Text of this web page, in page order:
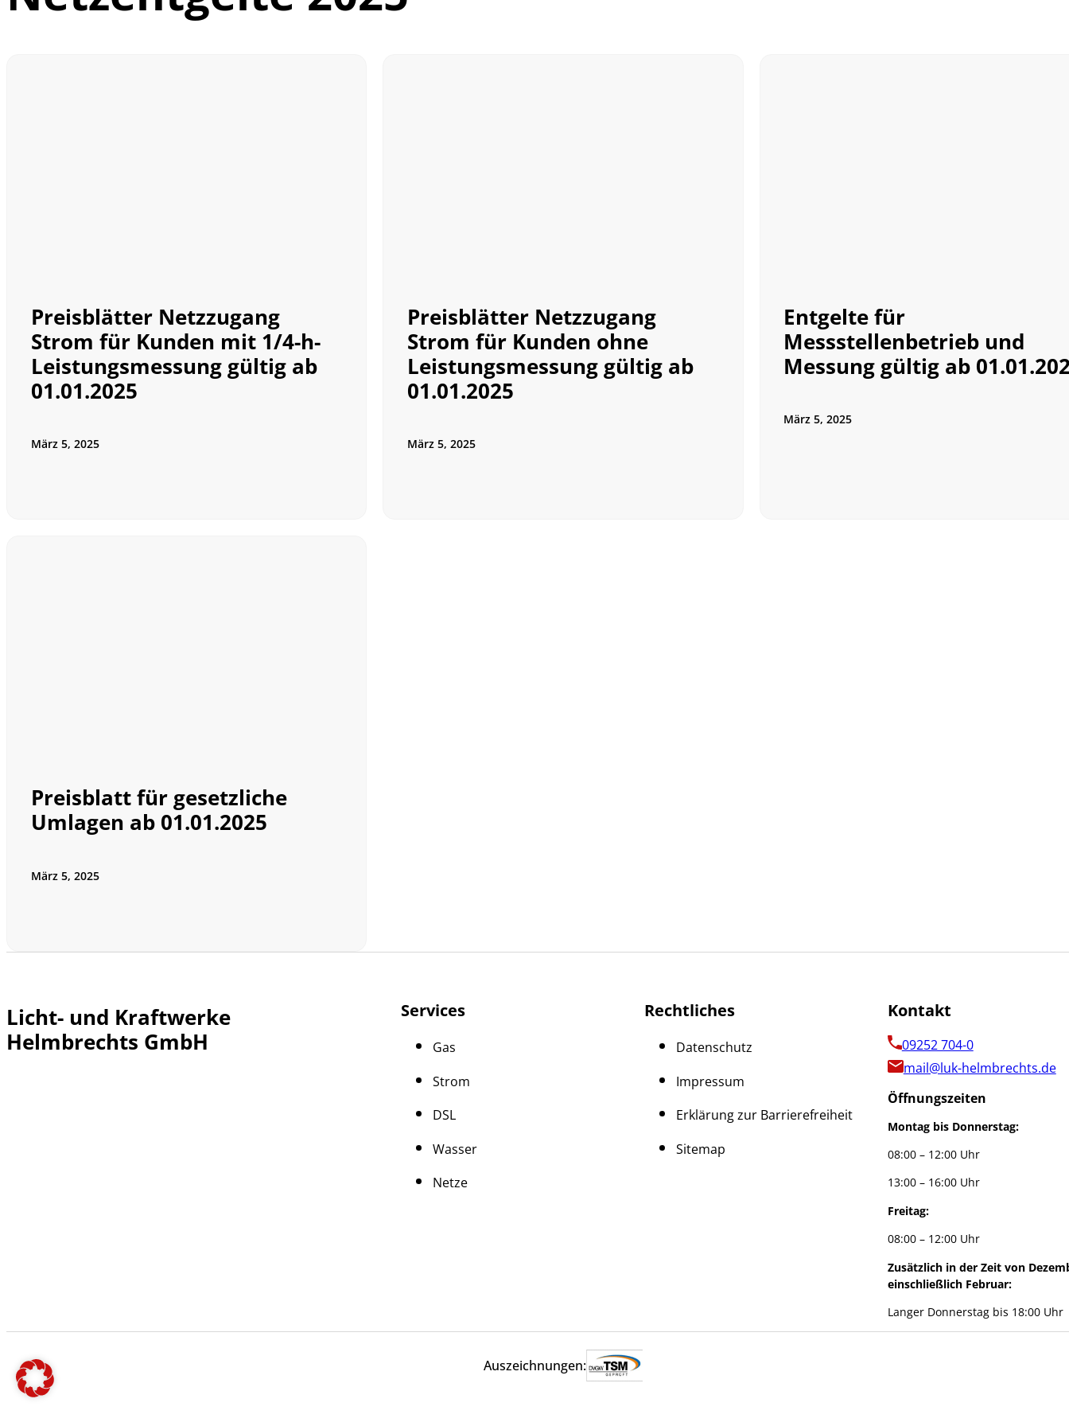
Preisblätter Netzzugang
Strom für Kunden mit 1/4-h-
Leistungsmessung gültig ab
01.01.2025
März 5, 2025
Preisblätter Netzzugang
Strom für Kunden ohne
Leistungsmessung gültig ab
01.01.2025
März 5, 2025
Entgelte für
Messstellenbetrieb und
Messung gültig ab
März 5, 2025
Preisblatt für gesetzliche
Umlagen ab 01.01.2025
März 5, 2025
Licht- und Kraftwerke
Helmbrechts GmbH
Services
Gas
Strom
DSL
Wasser
Netze
Rechtliches
Datenschutz
Impressum
Erklärung zur Barrierefreiheit
Sitemap
Kontakt
09252 704-0
mail@luk-helmbrechts.de
Öffnungszeiten
Montag bis Donnerstag:
08:00 – 12:00 Uhr
13:00 – 16:00 Uhr
Freitag:
08:00 – 12:00 Uhr
Zusätzlich in der Zeit von
einschließlich Februar:
Langer Donnerstag bis 18:00 Uhr
Auszeichnungen: